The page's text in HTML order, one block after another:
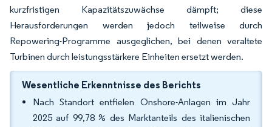
kurzfristigen Kapazitätszuwächse dämpft; diese
Herausforderungen werden jedoch teilweise durch
Repowering-Programme ausgeglichen, bei denen veraltete
Turbinen durch leistungsstärkere Einheiten ersetzt werden.
Wesentliche Erkenntnisse des Berichts
Nach Standort entfielen Onshore-Anlagen im Jahr
2025 auf 99,78 % des Marktanteils des italienischen